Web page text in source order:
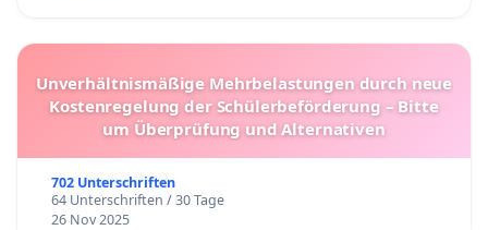
Unverhältnismäßige Mehrbelastungen durch neue
Kostenregelung der Schülerbeförderung – Bitte
um Überprüfung und Alternativen
702 Unterschriften
64 Unterschriften / 30 Tage
26 Nov 2025